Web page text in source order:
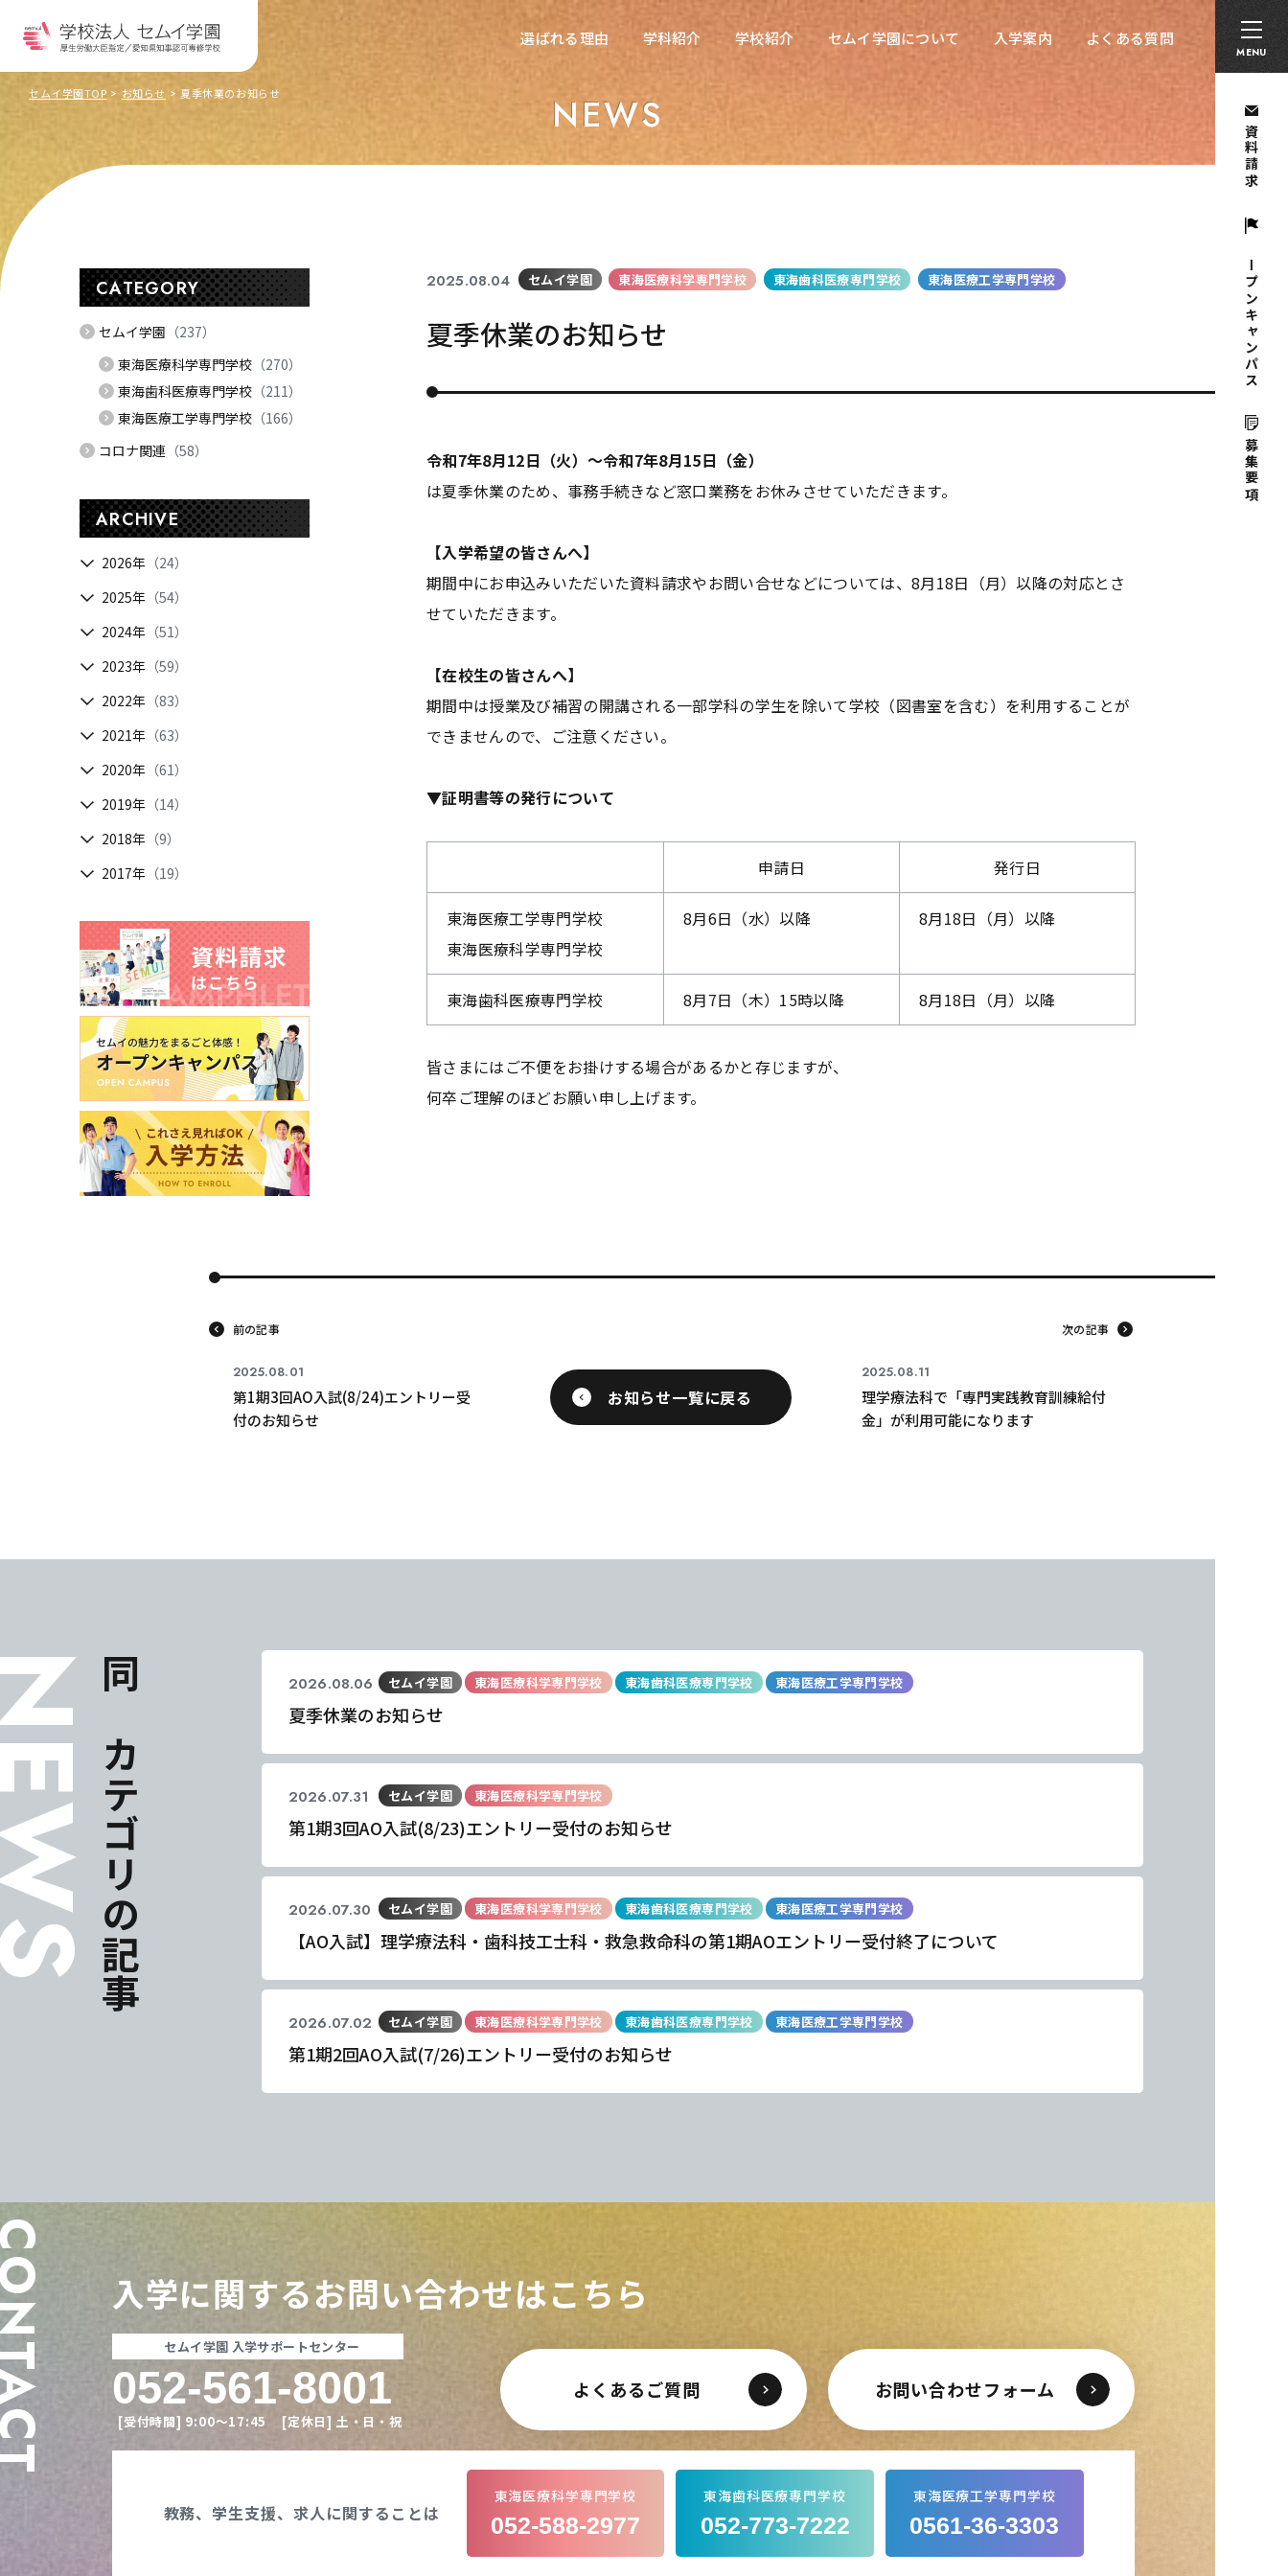
MENU
選ばれる理由 学科紹介 学校紹介
東海医療科学専門学校
東海歯科医療専門学校
セムイ学園について 入学案内 よくある質問
資料請求
オープンキャンパス
募集要項
在校生の方へ 採用担当者の方へ
選ばれる理由 学科紹介 学校紹介
東海医療科学専門学校
東海歯科医療専門学校
東海医療工学専門学校
セムイ学園について 入学案内 よくある質問
セムイ学園TOP お知らせ 夏季休業のお知らせ NEWS
2025.08.04 セムイ学園 東海医療科学専門学校 東海歯科医療専門学校 東海医療工学専門学校
夏季休業のお知らせ
令和7年8月12日（火）～令和7年8月15日（金）
は夏季休業のため、事務手続きなど窓口業務をお休みさせていただきます。
【入学希望の皆さんへ】
期間中にお申込みいただいた資料請求やお問い合せなどについては、8月18日（月）以降の対応とさ
せていただきます。
【在校生の皆さんへ】
期間中は授業及び補習の開講される一部学科の学生を除いて学校（図書室を含む）を利用することが
できませんので、ご注意ください。
▼証明書等の発行について
申請日 発行日
東海医療工学専門学校
東海医療科学専門学校
8月6日（水）以降 8月18日（月）以降
東海歯科医療専門学校 8月7日（木）15時以降 8月18日（月）以降
皆さまにはご不便をお掛けする場合があるかと存じますが、
何卒ご理解のほどお願い申し上げます。
CATEGORY
セムイ学園 （237）
東海医療科学専門学校 （270）
東海歯科医療専門学校 （211）
東海医療工学専門学校 （166）
コロナ関連 （58）
ARCHIVE
2026年 （24）
2025年 （54）
2024年 （51）
2023年 （59）
2022年 （83）
2021年 （63）
2020年 （61）
2019年 （14）
2018年 （9）
2017年 （19）
前の記事
2025.08.01
第1期3回AO入試(8/24)エントリー受
付のお知らせ
次の記事
2025.08.11
理学療法科で「専門実践教育訓練給付
金」が利用可能になります
お知らせ一覧に戻る
同じカテゴリの記事 2026.08.06 セムイ学園 東海医療科学専門学校 東海歯科医療専門学校 東海医療工学専門学校
夏季休業のお知らせ
2026.07.31 セムイ学園 東海医療科学専門学校
第1期3回AO入試(8/23)エントリー受付のお知らせ
2026.07.30 セムイ学園 東海医療科学専門学校 東海歯科医療専門学校 東海医療工学専門学校
【AO入試】理学療法科・歯科技工士科・救急救命科の第1期AOエントリー受付終了について
2026.07.02 セムイ学園 東海医療科学専門学校 東海歯科医療専門学校 東海医療工学専門学校
第1期2回AO入試(7/26)エントリー受付のお知らせ
入学に関するお問い合わせはこちら
セムイ学園 入学サポートセンター
052-561-8001
[受付時間] 9:00〜17:45 [定休日] 土・日・祝
よくあるご質問 お問い合わせフォーム
教務、学生支援、求人に関することは
東海医療科学専門学校
052-588-2977
東海歯科医療専門学校
052-773-7222
東海医療工学専門学校
0561-36-3303
東海医療科学
専門学校
東海歯科医療
専門学校
東海医療工学
東海医療科学
専門学校
東海歯科医療
専門学校
東海医療工学
東海医療科学
専門学校
東海歯科医療
専門学校
東海医療工学
東海医療科学
専門学校
東海歯科医療
専門学校
東海医療工学